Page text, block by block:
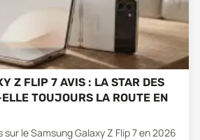
Z FLIP 7 AVIS : LA STAR DES
TOUJOURS LA ROUTE EN
le Samsung Galaxy Z Flip 7 en 2026